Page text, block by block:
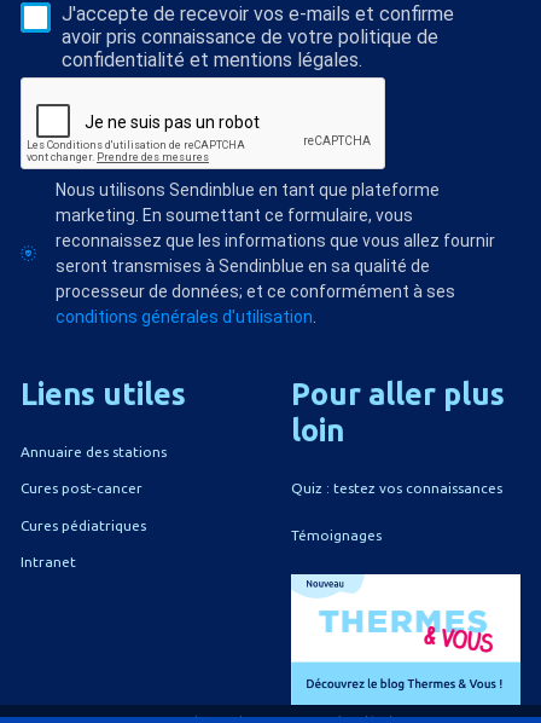
J'accepte de recevoir vos e-mails et confirme
avoir pris connaissance de votre politique de
confidentialité et mentions légales.
Nous utilisons Sendinblue en tant que plateforme
marketing. En soumettant ce formulaire, vous
reconnaissez que les informations que vous allez fournir
seront transmises à Sendinblue en sa qualité de
processeur de données; et ce conformément à ses
conditions générales d'utilisation
Liens utiles
Annuaire des stations
Cures post-cancer
Cures pédiatriques
Intranet
Pour aller plus
loin
Quiz : testez vos connaissances
Témoignages